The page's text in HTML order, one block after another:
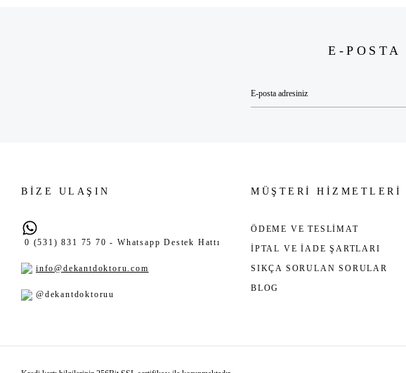
E-
BİZE ULAŞIN
0 (531) 831 75 70 - Whatsapp Destek Hattı
info@dekantdoktoru.com
@dekantdoktoruu
MÜŞTERİ HİZMETLERİ
ÖDEME VE TESLİMAT
İPTAL VE İADE ŞARTLARI
SIKÇA SORULAN SORULAR
BLOG